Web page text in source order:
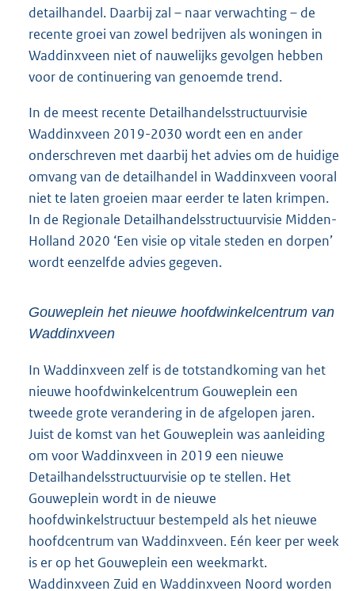
detailhandel. Daarbij zal – naar verwachting – de
recente groei van zowel bedrijven als woningen in
Waddinxveen niet of nauwelijks gevolgen hebben
voor de continuering van genoemde trend.
In de meest recente Detailhandelsstructuurvisie
Waddinxveen 2019-2030 wordt een en ander
onderschreven met daarbij het advies om de huidige
omvang van de detailhandel in Waddinxveen vooral
niet te laten groeien maar eerder te laten krimpen.
In de Regionale Detailhandelsstructuurvisie Midden-
Holland 2020 ‘Een visie op vitale steden en dorpen’
wordt eenzelfde advies gegeven.
Gouweplein het nieuwe hoofdwinkelcentrum van
Waddinxveen
In Waddinxveen zelf is de totstandkoming van het
nieuwe hoofdwinkelcentrum Gouweplein een
tweede grote verandering in de afgelopen jaren.
Juist de komst van het Gouweplein was aanleiding
om voor Waddinxveen in 2019 een nieuwe
Detailhandelsstructuurvisie op te stellen. Het
Gouweplein wordt in de nieuwe
hoofdwinkelstructuur bestempeld als het nieuwe
hoofdcentrum van Waddinxveen. Eén keer per week
is er op het Gouweplein een weekmarkt.
Waddinxveen Zuid en Waddinxveen Noord worden